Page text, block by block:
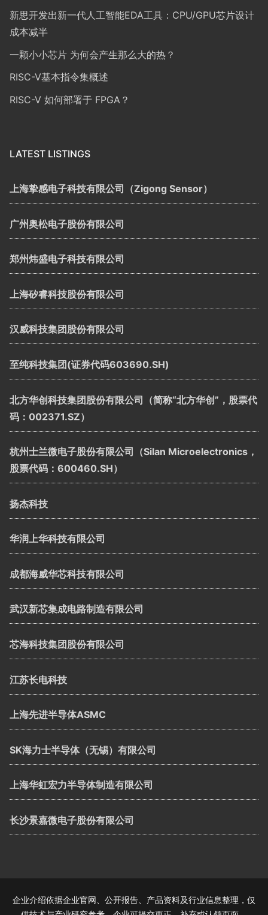
新思开发出新一代人工智能EDA工具：CPU/GPU芯片设计
成本减半
一颗小小芯片 为何会产生那么大的热？
RISC-V基本指令集概述
RISC-V 如何部署于 FPGA？
LATEST LISTINGS
上海挚感电子科技有限公司（Zigong Sensor）
广州奥松电子股份有限公司
郑州炜盛电子科技有限公司
上海矽睿科技股份有限公司
汉威科技集团股份有限公司
至纯科技集团(证券代码603690.SH)
北方华创科技集团股份有限公司（简称“北方华创”，股票代
码：002371.SZ）
杭州士兰微电子股份有限公司（Silan Microelectronics，
股票代码：600460.SH）
扬杰科技
华润上华科技有限公司
成都海威华芯科技有限公司
武汉新芯集成电路制造有限公司
芯海科技集团股份有限公司
江苏长电科技
上海先进半导体ASMC
SK海力士半导体（无锡）有限公司
上海华虹宏力半导体制造有限公司
长沙景嘉微电子股份有限公司
企业介绍依据企业官网、公开报告、产品资料及行业信息整理，仅